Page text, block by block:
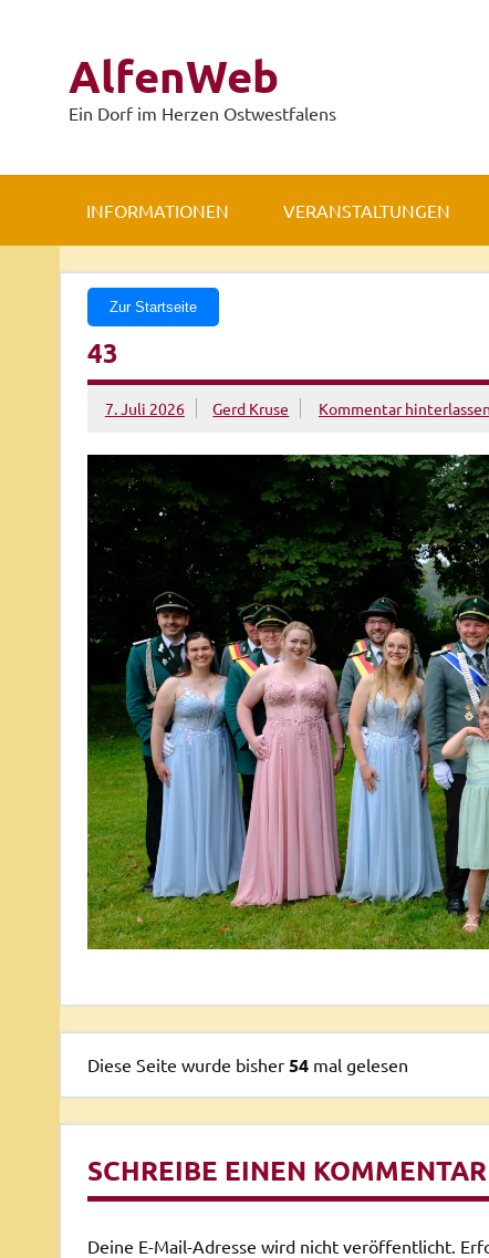
AlfenWeb
Ein Dorf im Herzen Ostwestfalens
INFORMATIONEN VERANSTALTUNGEN
Zur Startseite
43
7. Juli 2026 Gerd Kruse Kommentar hinterlassen
Diese Seite wurde bisher54 mal gelesen
SCHREIBE EINEN KOMMENTAR
Deine E-Mail-Adresse wird nicht veröffentlicht.